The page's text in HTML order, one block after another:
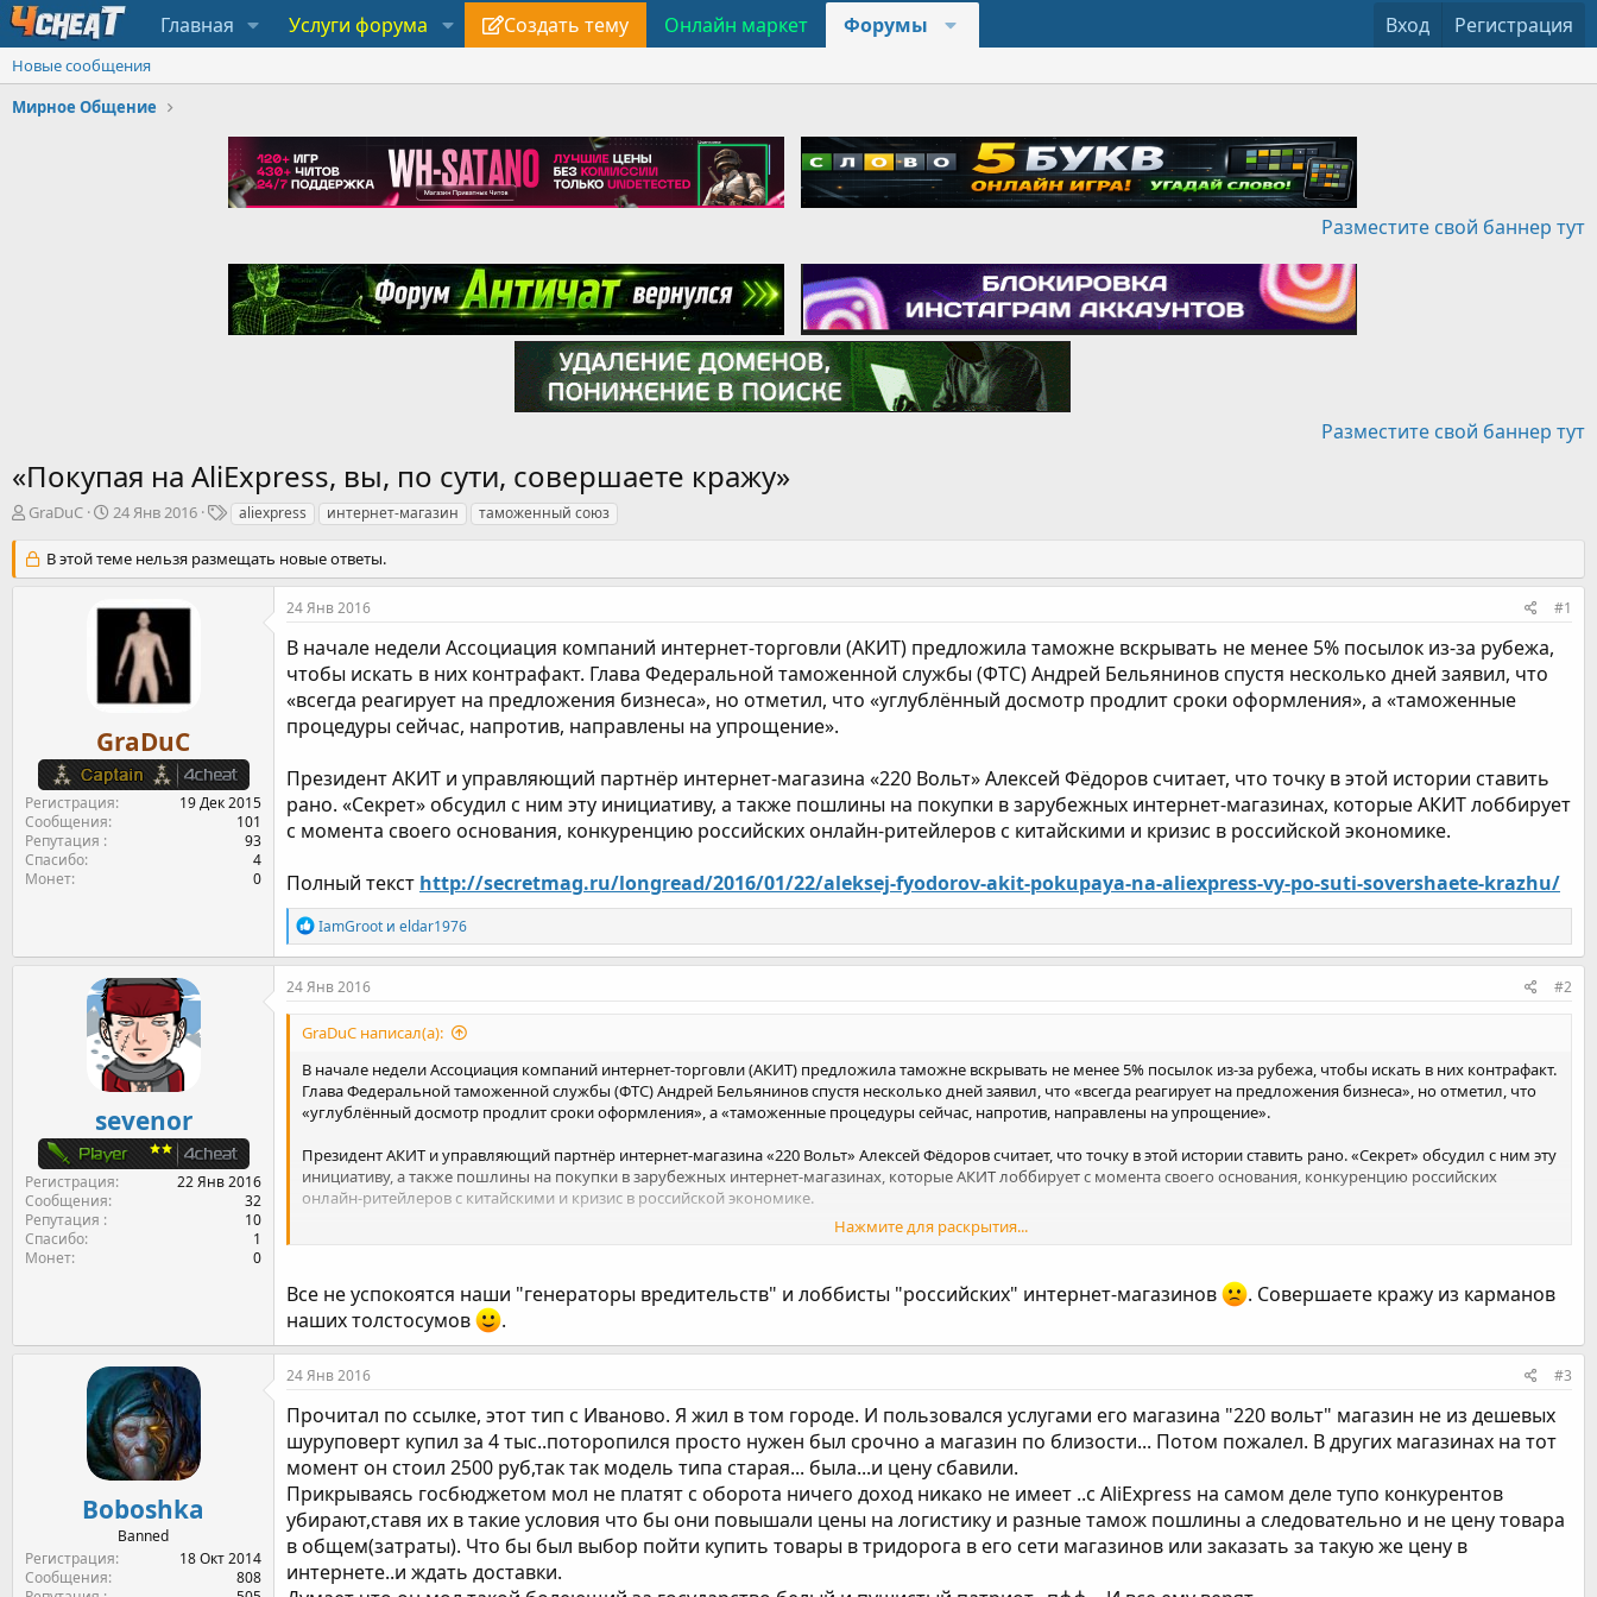
Главная Услуги форума Создать тему Онлайн маркет Форумы Вход Регистрация
Новые сообщения
Мирное Общение
Разместите свой баннер тут
Разместите свой баннер тут
«Покупая на AliExpress, вы, по сути, совершаете кражу»
А
т
о
GraDuC
Д
т
а
а
л
а
24 Янв 2016
Т
г
и
aliexpress интернет-магазин таможенный союз
В этой теме нельзя размещать новые ответы.
GraDuC
Регистрация
19 Дек 2015
Сообщения
101
Репутация
93
Спасибо
4
Монет
0
24 Янв 2016 #1
В начале недели Ассоциация компаний интернет-торговли (АКИТ) предложила таможне вскрывать не менее 5% посылок из-за рубежа,
чтобы искать в них контрафакт. Глава Федеральной таможенной службы (ФТС) Андрей Бельянинов спустя несколько дней заявил, что
«всегда реагирует на предложения бизнеса», но отметил, что «углублённый досмотр продлит сроки оформления», а «таможенные
процедуры сейчас, напротив, направлены на упрощение».
Президент АКИТ и управляющий партнёр интернет-магазина «220 Вольт» Алексей Фёдоров считает, что точку в этой истории ставить
рано. «Секрет» обсудил с ним эту инициативу, а также пошлины на покупки в зарубежных интернет-магазинах, которые АКИТ лоббирует
с момента своего основания, конкуренцию российских онлайн-ритейлеров с китайскими и кризис в российской экономике.
Полный текст http://secretmag.ru/longread/2016/01/22/aleksej-fyodorov-akit-pokupaya-na-aliexpress-vy-po-suti-sovershaete-krazhu/
Р
е
а
к
и
IamGroot и eldar1976
sevenor
Регистрация
22 Янв 2016
Сообщения
32
Репутация
10
Спасибо
1
Монет
0
24 Янв 2016 #2
GraDuC написал(а):
В начале недели Ассоциация компаний интернет-торговли (АКИТ) предложила таможне вскрывать не менее 5% посылок из-за рубежа, чтобы искать в них контрафакт.
Глава Федеральной таможенной службы (ФТС) Андрей Бельянинов спустя несколько дней заявил, что «всегда реагирует на предложения бизнеса», но отметил, что
«углублённый досмотр продлит сроки оформления», а «таможенные процедуры сейчас, напротив, направлены на упрощение».
Президент АКИТ и управляющий партнёр интернет-магазина «220 Вольт» Алексей Фёдоров считает, что точку в этой истории ставить рано. «Секрет» обсудил с ним эту
инициативу, а также пошлины на покупки в зарубежных интернет-магазинах, которые АКИТ лоббирует с момента своего основания, конкуренцию российских
онлайн-ритейлеров с китайскими и кризис в российской экономике.
http://secretmag.ru/longread/2016/01/22/aleksej-fyodorov-akit-pokupaya-na-aliexpress-vy-po-suti-sovershaete-krazhu/
Нажмите для раскрытия...
Все не успокоятся наши "генераторы вредительств" и лоббисты "российских" интернет-магазинов
. Совершаете кражу из карманов
наших толстосумов
.
Boboshka
Banned
Регистрация
18 Окт 2014
Сообщения
808
24 Янв 2016 #3
Прочитал по ссылке, этот тип с Иваново. Я жил в том городе. И пользовался услугами его магазина "220 вольт" магазин не из дешевых
шуруповерт купил за 4 тыс..поторопился просто нужен был срочно а магазин по близости... Потом пожалел. В других магазинах на тот
момент он стоил 2500 руб,так так модель типа старая... была...и цену сбавили.
Прикрываясь госбюджетом мол не платят с оборота ничего доход никако не имеет ..с AliExpress на самом деле тупо конкурентов
убирают,ставя их в такие условия что бы они повышали цены на логистику и разные тамож пошлины а следовательно и не цену товара
в общем(затраты). Что бы был выбор пойти купить товары в тридорога в его сети магазинов или заказать за такую же цену в
интернете..и ждать доставки.